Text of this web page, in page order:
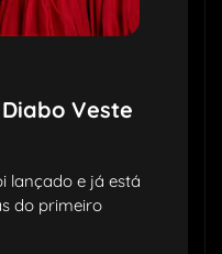
Veste
lançado e já está
do primeiro